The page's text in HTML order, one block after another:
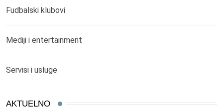
Fudbalski klubovi
Mediji i entertainment
Servisi i usluge
AKTUELNO